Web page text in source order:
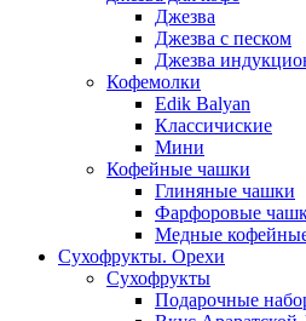
Джезва
Джезва с песком
Джезва
Кофемолки
Edik Balyan
Классичиские
Мини
Кофейные чашки
Глиняные чашки
Фарфоровые
Медные
Сухофрукты. Орехи
Сухофрукты
Подарочные